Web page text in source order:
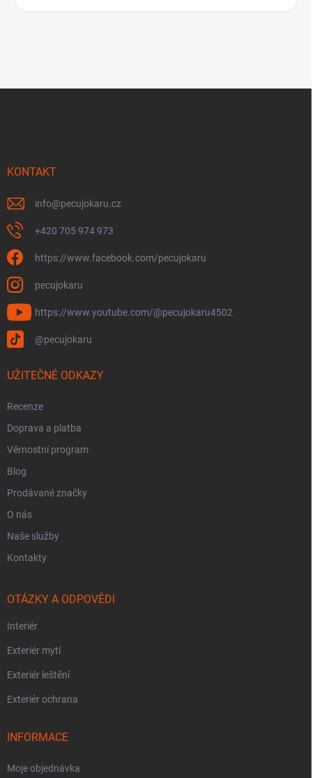
KONTAKT
info@pecujokaru.cz
+420 705 974 973
https://www.facebook.com/pecujokaru
pecujokaru
https://www.youtube.com/@pecujokaru4502
@pecujokaru
UŽITEČNÉ ODKAZY
Recenze
Doprava a platba
Věrnostní program
Blog
Prodávané značky
O nás
Naše služby
Kontakty
OTÁZKY A ODPOVĚDI
Interiér
Exteriér mytí
Exteriér leštění
Exteriér ochrana
INFORMACE
Moje objednávka